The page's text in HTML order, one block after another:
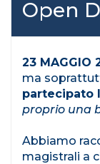
Open
23 MAGGIO
ma
partecipato
proprio una
Abbiamo
magistrali a